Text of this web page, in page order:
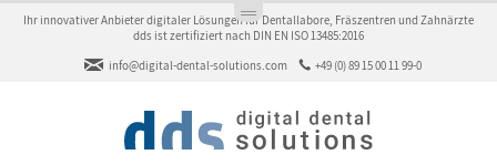
Ihr innovativer Anbieter digitaler Lösungen für Dentallabore, Fräszentren und Zahnärzte
dds ist zertifiziert nach DIN EN ISO 13485:2016
info@digital-dental-solutions.com
+49 (0) 89 15 00 11 99-0